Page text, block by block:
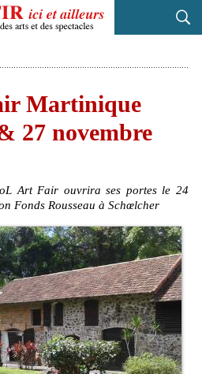
Martinique
27 novembre
Art Fair ouvrira ses portes le 24
Fonds Rousseau à Schœlcher